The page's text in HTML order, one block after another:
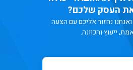
את העסק שלכם?
נחזור אליכם עם הצעה
ייעוץ והכוונה.